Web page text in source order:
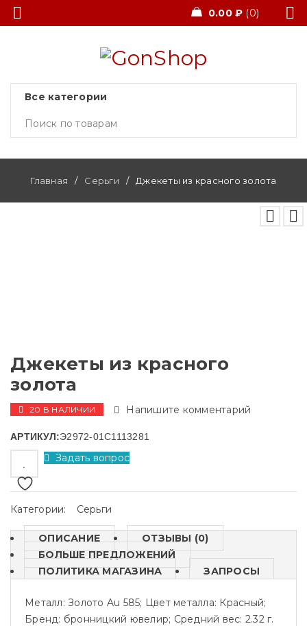
0.00 ₽ 0
Главная / Серьги / Джекеты из красного золота
Джекеты из красного
золота
20 В НАЛИЧИИ Напишите комментарий
АРТИКУЛ:Э2972-01С1113281
Задать вопрос
Категории: Серьги
ОПИСАНИЕ
ОТЗЫВЫ (0)
БОЛЬШЕ ПРЕДЛОЖЕНИЙ
ПОЛИТИКА МАГАЗИНА
ЗАПРОСЫ
Металл: Золото Au 585; Цвет металла: Красный;
Бренд: бронницкий ювелир; Средний вес: 2.32 г.